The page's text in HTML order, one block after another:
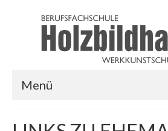
Menü